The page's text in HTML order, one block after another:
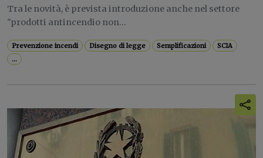
Tra le novità, è prevista introduzione anche nel settore
"prodotti antincendio non...
Prevenzione incendi Disegno di legge Semplificazioni
SCIA
...